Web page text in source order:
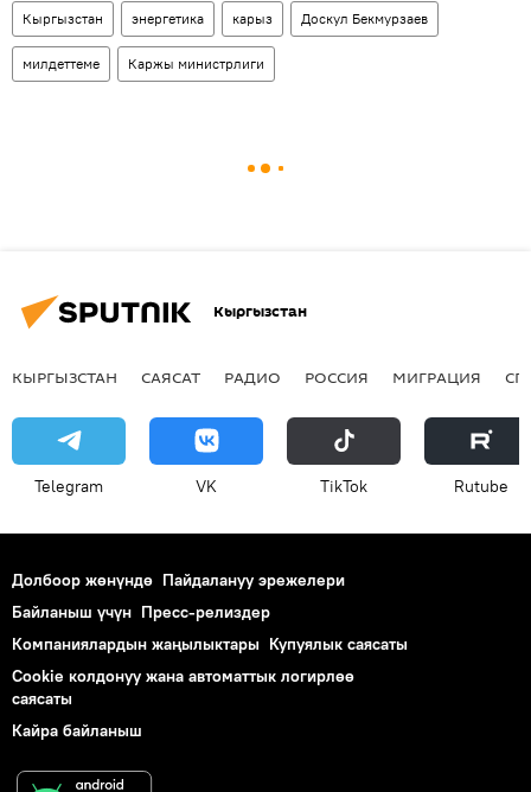
Кыргызстан энергетика карыз Доскул Бекмурзаев
милдеттеме Каржы министрлиги
Кыргызстан
КЫРГЫЗСТАН САЯСАТ РАДИО РОССИЯ МИГРАЦИЯ
Telegram VK ТikТоk Rutube
Долбоор жөнүндө Пайдалануу эрежелери
Байланыш үчүн Пресс-релиздер
Компаниялардын жаңылыктары Купуялык саясаты
Cookie колдонуу жана автоматтык логирлөө
саясаты
Кайра байланыш